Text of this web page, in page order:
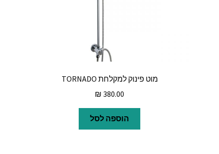
מוט פינוק למקלחת TORNADO
₪ 380.00
הוספה לסל